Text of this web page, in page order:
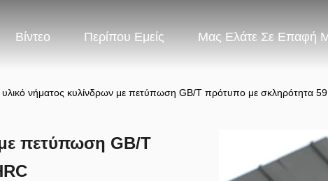
Βίντεο Περίπου Εμείς Μας Ελάτε Σε Επαφή
νήματος κυλίνδρων με πετύπωση GB/T πρότυπο με σκληρότητα
πετύπωση GB/T